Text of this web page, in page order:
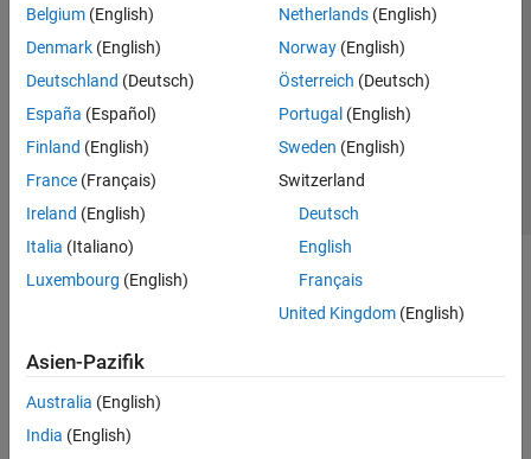
Belgium (English)
Denmark (English)
Deutschland (Deutsch)
España (Español)
Finland (English)
France (Français)
Ireland (English)
Italia (Italiano)
Luxembourg (English)
Netherlands(English)
Norway(English)
Österreich (Deutsch)
Portugal (English)
Sweden (English)
Switzerland
Deutsch
English
Français
United Kingdom(English)
Asien-Pazifik
Australia (English)
India (English)
Trust Center
Datenschutz-Richtlinien
Datendiebstahl verhindern
Status von Anwendungen
© 1994-2026 The MathWorks, Inc.
Website auswählen
Deutschland